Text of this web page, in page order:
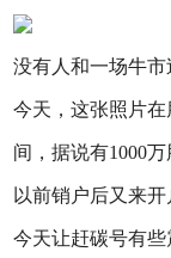
没有人和一场牛市
今天，这张照片
间，据说有1000
以前销户后又来开
今天让赶碳号有